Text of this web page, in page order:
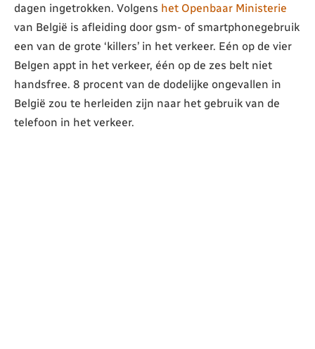
dagen ingetrokken. Volgens het Openbaar Ministerie
van België is afleiding door gsm- of smartphonegebruik
een van de grote ‘killers’ in het verkeer. Eén op de vier
Belgen appt in het verkeer, één op de zes belt niet
handsfree. 8 procent van de dodelijke ongevallen in
België zou te herleiden zijn naar het gebruik van de
telefoon in het verkeer.